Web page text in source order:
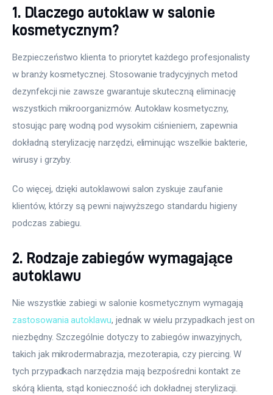
1. Dlaczego autoklaw w salonie
kosmetycznym?
Bezpieczeństwo klienta to priorytet każdego profesjonalisty
w branży kosmetycznej. Stosowanie tradycyjnych metod
dezynfekcji nie zawsze gwarantuje skuteczną eliminację
wszystkich mikroorganizmów. Autoklaw kosmetyczny,
stosując parę wodną pod wysokim ciśnieniem, zapewnia
dokładną sterylizację narzędzi, eliminując wszelkie bakterie,
wirusy i grzyby.
Co więcej, dzięki autoklawowi salon zyskuje zaufanie
klientów, którzy są pewni najwyższego standardu higieny
podczas zabiegu.
2. Rodzaje zabiegów wymagające
autoklawu
Nie wszystkie zabiegi w salonie kosmetycznym wymagają
zastosowania autoklawu, jednak w wielu przypadkach jest on
niezbędny. Szczególnie dotyczy to zabiegów inwazyjnych,
takich jak mikrodermabrazja, mezoterapia, czy piercing. W
tych przypadkach narzędzia mają bezpośredni kontakt ze
skórą klienta, stąd konieczność ich dokładnej sterylizacji.